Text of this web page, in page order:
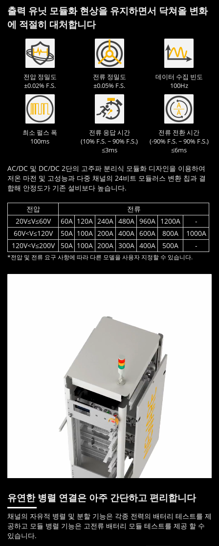
출력 유닛 모듈화 현상을 유지하면서 닥쳐올 변화
에 적절히 대처합니다
전압 정밀도
±0.02% F.S.
전류 정밀도
±0.05% F.S.
데이터 수집 빈도
100Hz
최소 펄스 폭
100ms
전류 응답 시간
(10% F.S. ~ 90% F.S.)
≤3ms
전류 전환 시간
(-90% F.S. ~ 90% F.S.)
≤6ms
AC/DC 및 DC/DC 2단의 고주파 분리식 모듈화 디자인을 이용하여
저온 마전 및 고성능과 다중 채널의 24비트 모듈러스 변환 칩과 결
합해 안정도가 기존 설비보다 높습니다.
전압
전류
20V≤V≤60V
60A 120A 240A 480A 960A 1200A
-
60V<V≤120V
50A 100A 200A 400A 600A 800A
1000A
120V<V≤200V
50A 100A 200A 300A 400A 500A -
*전압 및 전류 요구 사항에 따라 다른 모델을 사용자 지정할 수 있습니다.
유연한 병렬 연결은 아주 간단하고 편리합니다
채널의 자유적 병렬 및 분할 기능은 각종 전력의 배터리 테스트를 제
공하고 모듈 병렬 기능은 고전류 배터리 모듈 테스트를 제공 할 수
있습니다.